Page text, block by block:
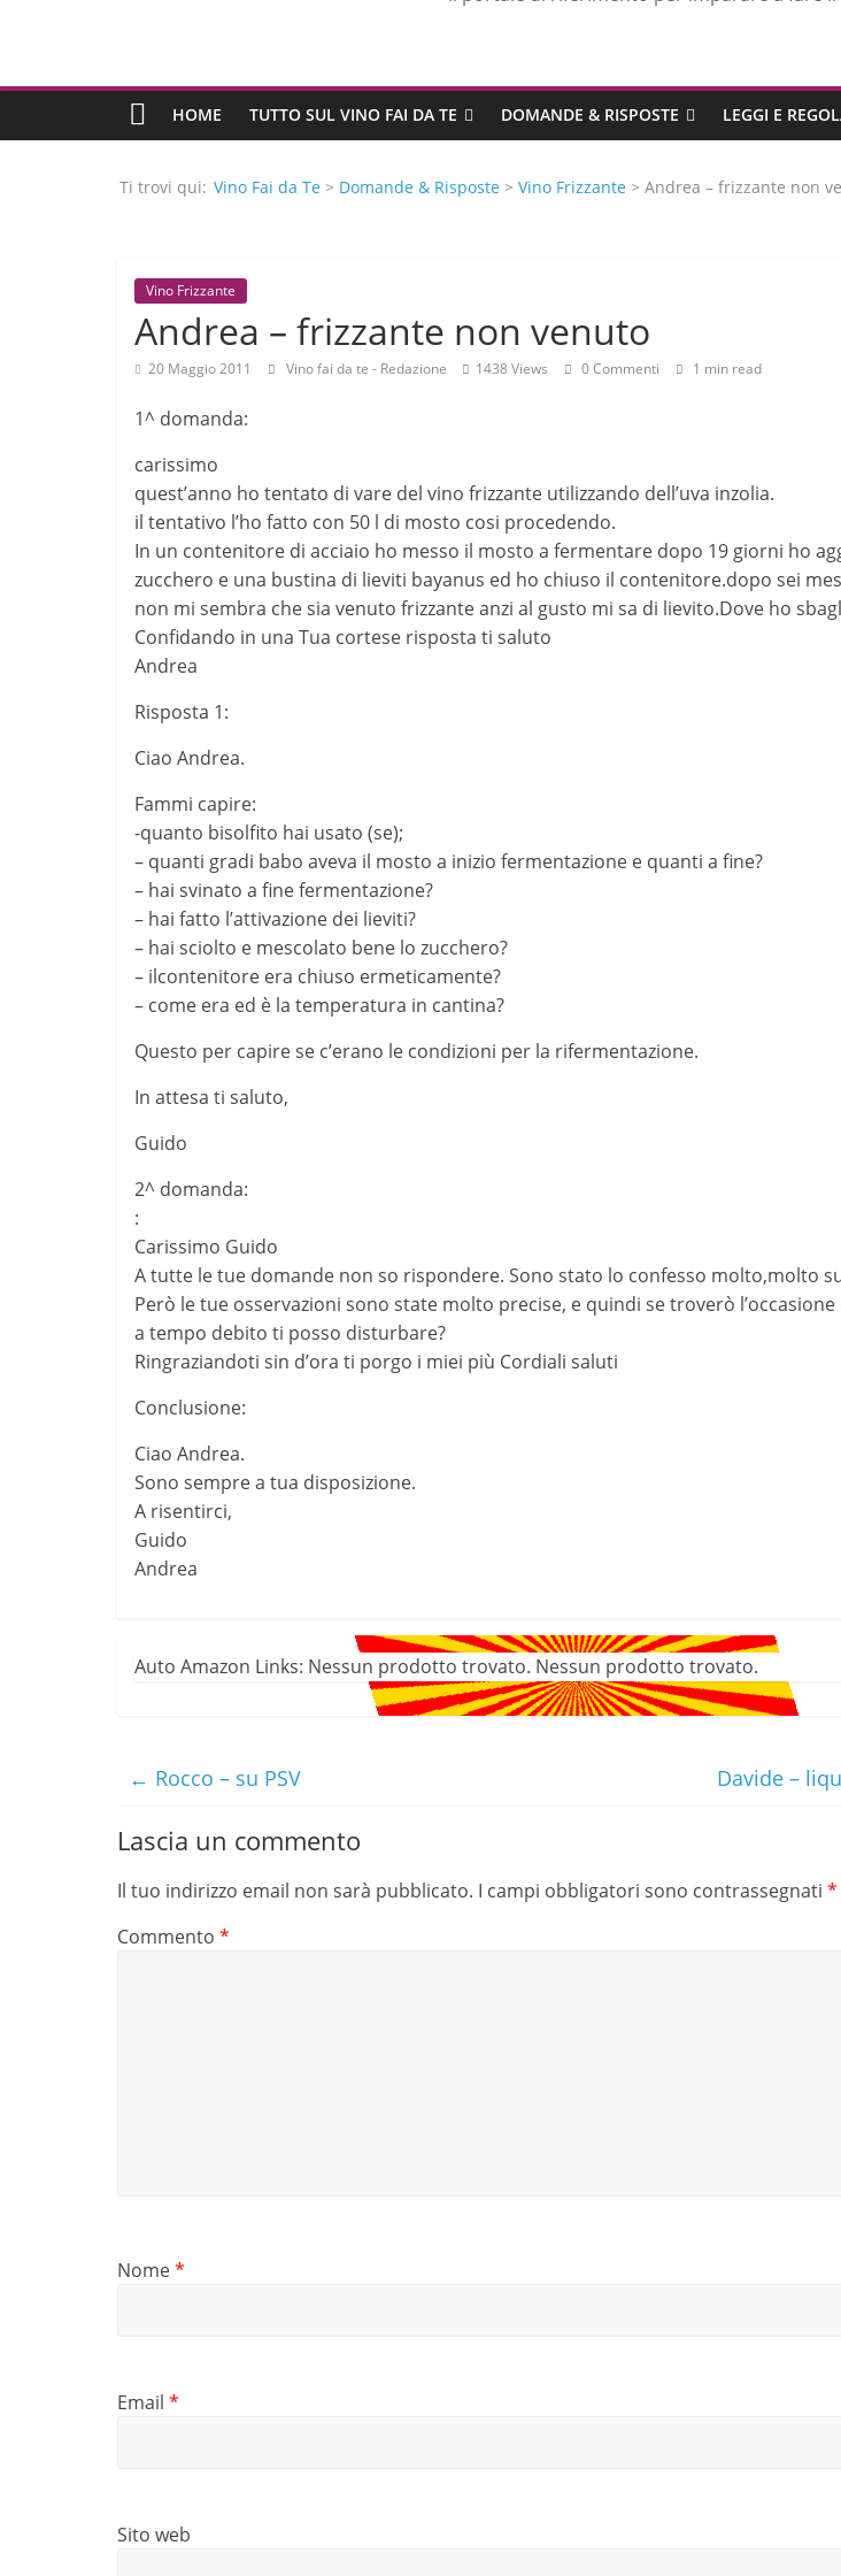
HOME TUTTO SUL VINO FAI DA TE DOMANDE & RISPOSTE LEGGI E
Ti trovi qui: Vino Fai da Te > Domande & Risposte > Vino Frizzante > Andrea – frizzante non
Vino Frizzante
Andrea – frizzante non venuto
20 Maggio 2011 Vino fai da te - Redazione 1438 Views 0 Commenti 1 min read
1^ domanda:
carissimo
quest’anno ho tentato di vare del vino frizzante utilizzando dell’uva inzolia.
il tentativo l’ho fatto con 50 l di mosto cosi procedendo.
In un contenitore di acciaio ho messo il mosto a fermentare dopo 19 giorni ho
zucchero e una bustina di lieviti bayanus ed ho chiuso il contenitore.dopo sei
non mi sembra che sia venuto frizzante anzi al gusto mi sa di lievito.Dove ho
Confidando in una Tua cortese risposta ti saluto
Andrea
Risposta 1:
Ciao Andrea.
Fammi capire:
-quanto bisolfito hai usato (se);
– quanti gradi babo aveva il mosto a inizio fermentazione e quanti a fine?
– hai svinato a fine fermentazione?
– hai fatto l’attivazione dei lieviti?
– hai sciolto e mescolato bene lo zucchero?
– ilcontenitore era chiuso ermeticamente?
– come era ed è la temperatura in cantina?
Questo per capire se c’erano le condizioni per la rifermentazione.
In attesa ti saluto,
Guido
2^ domanda:
:
Carissimo Guido
A tutte le tue domande non so rispondere. Sono stato lo confesso molto,molto
Però le tue osservazioni sono state molto precise, e quindi se troverò
a tempo debito ti posso disturbare?
Ringraziandoti sin d’ora ti porgo i miei più Cordiali saluti
Conclusione:
Ciao Andrea.
Sono sempre a tua disposizione.
A risentirci,
Guido
Andrea
Auto Amazon Links: Nessun prodotto trovato. Nessun prodotto trovato.
← Rocco – su PSV Davide –
Lascia un commento
Il tuo indirizzo email non sarà pubblicato. I campi obbligatori sono contrassegnati *
Commento *
Nome*
Email *
Sito web